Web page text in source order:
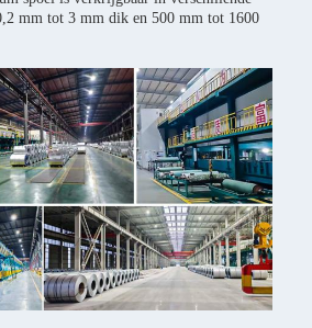
mm tot 3 mm dik en 500 mm tot 1600